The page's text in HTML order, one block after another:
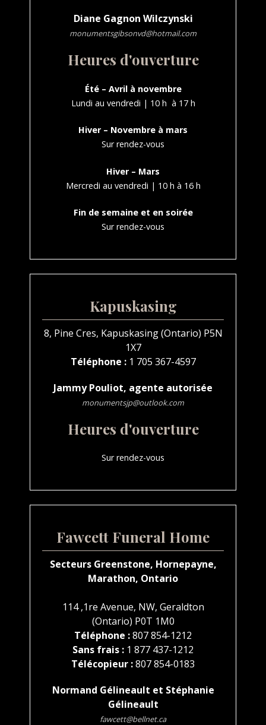
Diane Gagnon Wilczynski
monumentsgibsonvd@hotmail.com
Heures d'ouverture
Été – Avril à novembre
Lundi au vendredi | 10 h à 17 h
Hiver – Novembre à mars
Sur rendez-vous
Hiver – Mars
Mercredi au vendredi | 10 h à 16 h
Fin de semaine et en soirée
Sur rendez-vous
Kapuskasing
8, Pine Cres, Kapuskasing (Ontario) P5N
1X7
Téléphone : 1 705 367-4597
Jammy Pouliot, agente autorisée
monumentsjp@outlook.com
Heures d'ouverture
Sur rendez-vous
Fawcett Funeral Home
Secteurs Greenstone, Hornepayne,
Marathon, Ontario
114 ,1re Avenue, NW, Geraldton
(Ontario) P0T 1M0
Téléphone :807 854-1212
Sans frais : 1 877 437-1212
Télécopieur :807 854-0183
Normand Gélineault et Stéphanie
Gélineault
fawcett@bellnet.ca